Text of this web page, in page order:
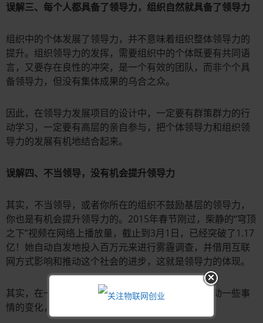
误解三、每个人都具备了领导力，组织自然就具备了领导力
组织中的个体发展了领导力，并不意味着组织整体领导力的
提升。组织领导力的发挥，需要组织中的个体既要有共同语
言，又要存在良性的冲突，是一个有效的团队，而非个个具
备领导力，但没有集体成果的乌合之众。
因此，在领导力发展项目的设计中，一定要有群策群力的行
动学习，一定要有高层的亲自参与，把个体领导力和组织领
导力的发展有机地结合起来。
误解四、不当领导，没有机会提升领导力
其实，不当领导，或者你所在的组织不鼓励基层的领导力，
你也是有机会提升领导力的。2015年春节刚过，柴静的“穹顶
之下”视频在网络上播放量，截止到3月1日，已经突破了1.17
亿！她自动自发地投入百万元来进行雾霾调查，并借用互联
网方式影响和推动这个社会的进步，这就是领导力的体现。
其实，在一个企业中也是如此，每个人都有可能推动一些事
情的变化，这个过程一定会提升个人的领导力。